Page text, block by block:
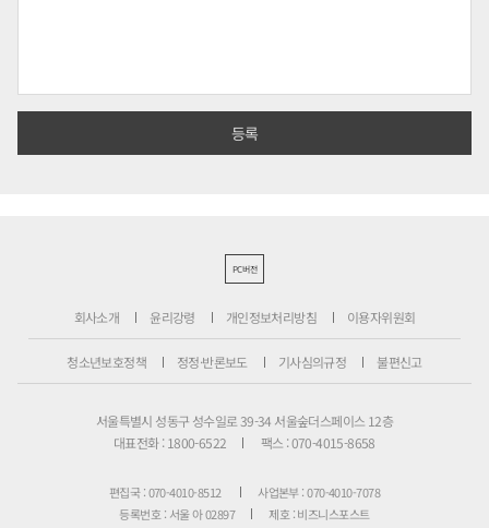
PC버전
회사소개 윤리강령 개인정보처리방침 이용자위원회
청소년보호정책 정정·반론보도 기사심의규정 불편신고
서울특별시 성동구 성수일로 39-34 서울숲더스페이스 12층
대표전화 : 1800-6522
팩스 : 070-4015-8658
편집국 : 070-4010-8512
사업본부 : 070-4010-7078
등록번호 : 서울 아 02897
제호 : 비즈니스포스트